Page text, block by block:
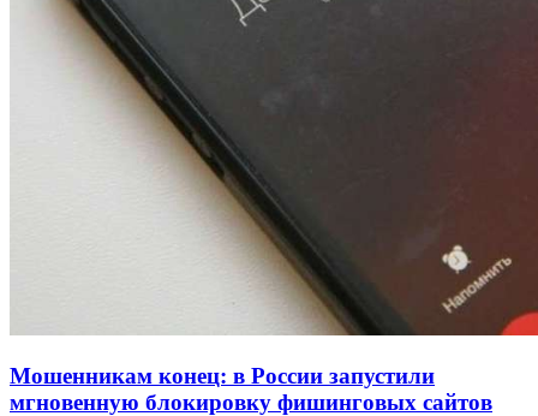
Сладкий праздник в Волгограде: в Центральном
парке прошёл фестиваль „Арбузный переполох“
Волгоградские компании нарастили экспорт:
заключены контракты на 3,6 млн долларов
Мошенникам конец: в России запустили
мгновенную блокировку фишинговых сайтов